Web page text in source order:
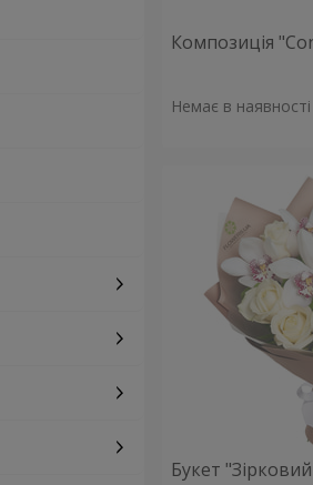
Композиція
Немає в наявності
Букет